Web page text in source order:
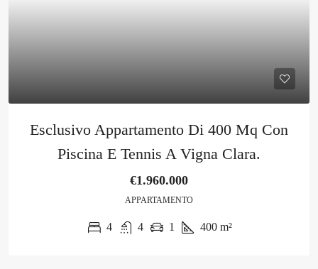
Esclusivo Appartamento Di 400 Mq Con
Piscina E Tennis A Vigna Clara.
€1.960.000
APPARTAMENTO
4 4 1 400 m²